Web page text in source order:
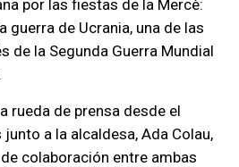
por las fiestas de la Mercè:
guerra de Ucrania, una de las
de la Segunda Guerra Mundial
rueda de prensa desde el
a la alcaldesa, Ada Colau,
colaboración entre ambas